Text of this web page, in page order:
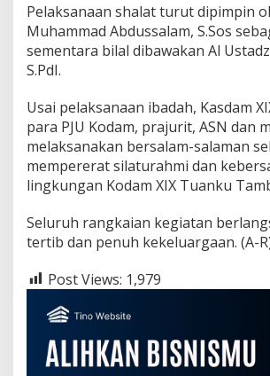
n
K
h
a
t
d
a
n
P
n
u
e
e
u
a
Pelaksanaan shalat turut dipimpin
Muhammad Abdussalam, S.Sos
sementara bilal dibawakan Al
S.PdI.
Usai pelaksanaan ibadah, Kasdam
para PJU Kodam, prajurit, ASN dan
melaksanakan bersalam-salaman
mempererat silaturahmi dan
lingkungan Kodam XIX Tuanku
Seluruh rangkaian kegiatan
tertib dan penuh kekeluargaan. (A-
Post Views: 1,979